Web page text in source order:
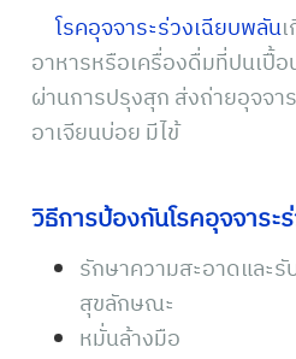
โรคอุจจาระร่วงเฉียบพลัน
อาหารหรือเครื่องดื่มที่ปนเปื้อ
ผ่านการปรุงสุก ส่งถ่ายอุจจา
อาเจียนบ่อย มีไข้
วิธีการป้องกันโรคอุจจาระ
รักษาความสะอาดและ
สุขลักษณะ
หมั่นล้างมือ